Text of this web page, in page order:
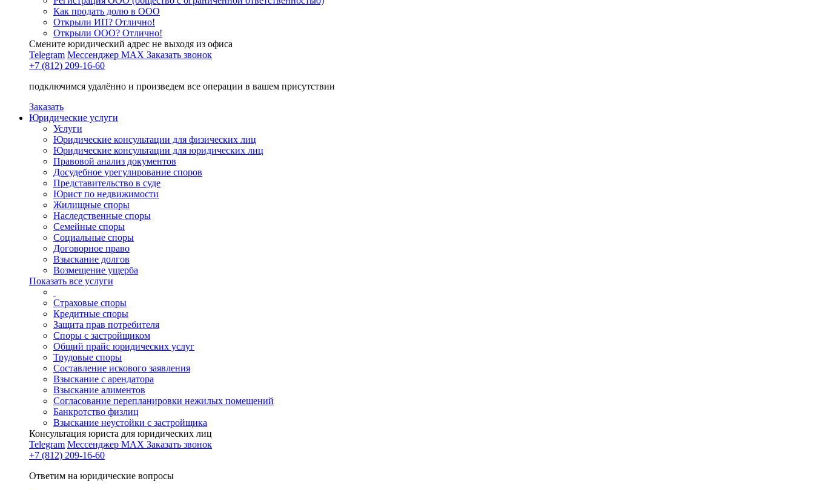
Как продать долю в ООО
Открыли ИП? Отлично!
Открыли ООО? Отлично!
Смените юридический адрес не выходя из офиса
Telegram Мессенджер MAX Заказать звонок
+7 (812) 209-16-60
подключимся удалённо и произведем все операции в вашем присутствии
Заказать
Юридические услуги
Услуги
Юридические консультации для физических лиц
Юридические консультации для юридических лиц
Правовой анализ документов
Досудебное урегулирование споров
Представительство в суде
Юрист по недвижимости
Жилищные споры
Наследственные споры
Семейные споры
Социальные споры
Договорное право
Взыскание долгов
Возмещение ущерба
Показать все услуги
Страховые споры
Кредитные споры
Защита прав потребителя
Споры с застройщиком
Общий прайс юридических услуг
Трудовые споры
Составление искового заявления
Взыскание с арендатора
Взыскание алиментов
Cогласование перепланировки нежилых помещений
Банкротство физлиц
Взыскание неустойки с застройщика
Консультация юриста для юридических лиц
Telegram Мессенджер MAX Заказать звонок
+7 (812) 209-16-60
Ответим на юридические вопросы